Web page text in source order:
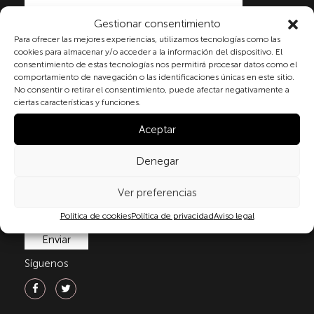
Gestionar consentimiento
Para ofrecer las mejores experiencias, utilizamos tecnologías como las
cookies para almacenar y/o acceder a la información del dispositivo. El
consentimiento de estas tecnologías nos permitirá procesar datos como el
comportamiento de navegación o las identificaciones únicas en este sitio.
No consentir o retirar el consentimiento, puede afectar negativamente a
ciertas características y funciones.
Aceptar
Denegar
Ver preferencias
Política de cookiesPolítica de privacidadAviso legal
Al marcar la casilla y enviar este formulario, usted
consiente expresamente el tratamiento de sus datos
personales conforme a la normativa vigente en
materia de protección de datos personales, en
particular, de acuerdo con lo dispuesto en el
Reglamento (UE) 2016/679 del Parlamento Europeo y
del Consejo de 27 de abril de 2016 (RGPD) y la Ley
Orgánica 3/2018, de 5 de diciembre, de Protección de
Datos Personales y garantía de los derechos
política de privacidad
Síguenos